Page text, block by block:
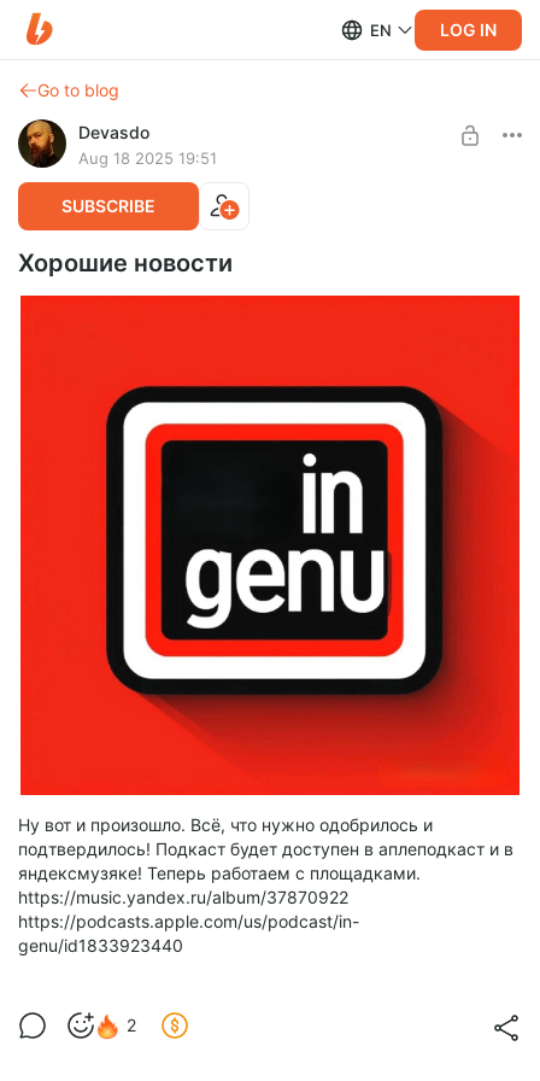
EN LOG IN
Go to blog
Devasdo
Aug 18 2025 19:51
SUBSCRIBE
Хорошие новости
Ну вот и произошло. Всё, что нужно одобрилось и
подтвердилось! Подкаст будет доступен в аплеподкаст и в
яндексмузяке! Теперь работаем с площадками.
https://music.yandex.ru/album/37870922
https://podcasts.apple.com/us/podcast/in-
genu/id1833923440
2